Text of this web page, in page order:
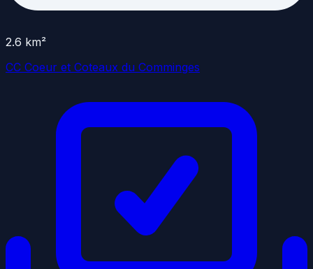
2.6 km²
CC Coeur et Coteaux du Comminges